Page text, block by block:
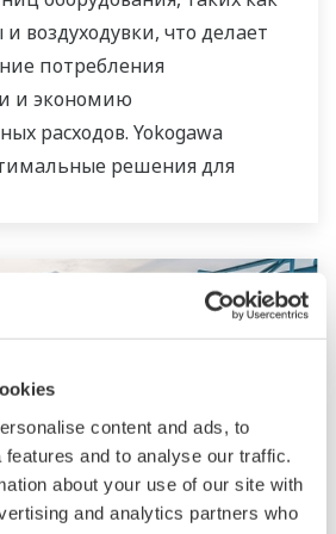
content and ads, to
and to analyse our traffic.
about your use of our site with
and analytics partners who
поддерживает
областей применения
по обеспечению
режима для рынков
воздуходувки, что делает
потребления
и экономию
расходов. Yokogawa
решения для